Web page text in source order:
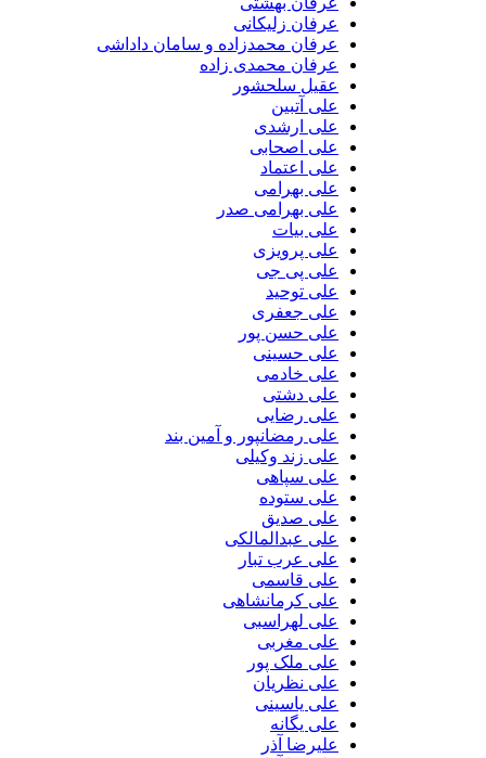
عرفان زلیکانی
عرفان محمدزاده و سامان داداشی
عرفان محمدی زاده
عقیل سلحشور
علی آتبین
علی ارشدی
علی اصحابی
علی اعتماد
علی بهرامی
علی بهرامی صدر
علی بیات
علی پرویزی
علی پی جی
علی توحید
علی جعفری
علی حسن پور
علی حسینی
علی خادمی
علی دشتی
علی رضایی
علی رمضانپور و آمین بند
علی زند وکیلی
علی سپاهی
علی ستوده
علی صدیق
علی عبدالمالکی
علی عرب تبار
علی قاسمی
علی کرمانشاهی
علی لهراسبی
علی مغربی
علی ملک پور
علی نظریان
علی یاسینی
علی یگانه
علیرضا آذر